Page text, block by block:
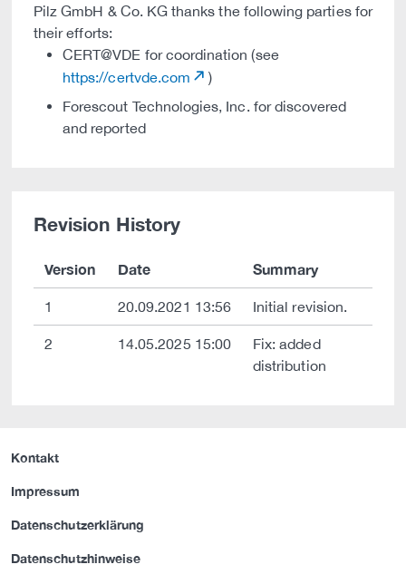
Pilz GmbH & Co. KG thanks the following parties for
their efforts:
CERT@VDE for coordination (see
https://certvde.com
)
Forescout Technologies, Inc. for discovered
and reported
Revision History
Version Date Summary
1 20.09.2021 13:56 Initial revision.
2 14.05.2025 15:00
Fix: added
distribution
Kontakt
Impressum
Datenschutzerklärung
Datenschutzhinweise